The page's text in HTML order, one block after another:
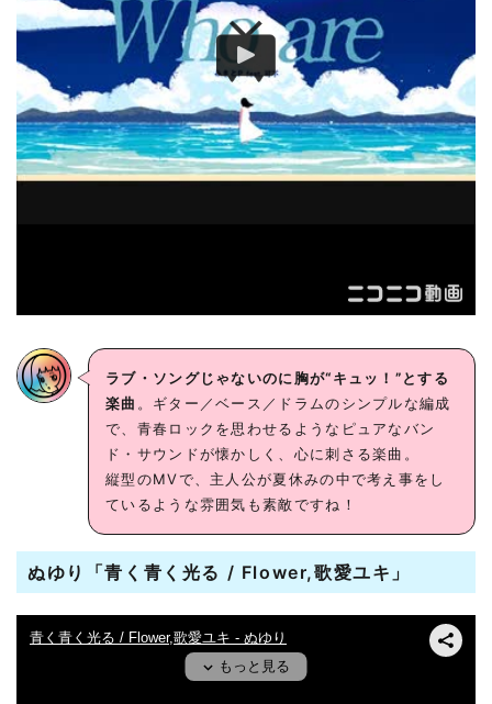
ラブ・ソングじゃないのに胸が“キュッ！”とする
楽曲 。ギター／ベース／ドラムのシンプルな編成
で、青春ロックを思わせるようなピュアなバン
ド・サウンドが懐かしく、心に刺さる楽曲。
縦型のMVで、主人公が夏休みの中で考え事をし
ているような雰囲気も素敵ですね！
ぬゆり「青く青く光る / Flower,歌愛ユキ」